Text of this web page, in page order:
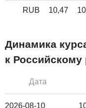
RUB 10,47
Динамика
к
Дата
2026-08-10